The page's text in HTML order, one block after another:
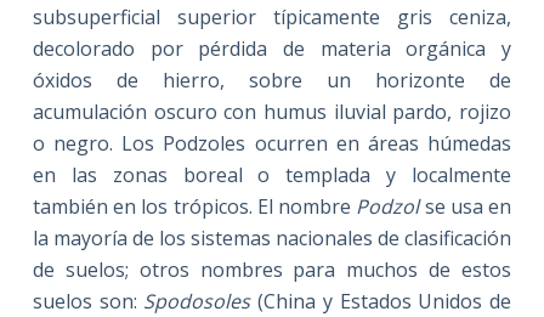
subsuperficial superior típicamente gris ceniza,
decolorado por pérdida de materia orgánica y
óxidos de hierro, sobre un horizonte de
acumulación oscuro con humus iluvial pardo, rojizo
o negro. Los Podzoles ocurren en áreas húmedas
en las zonas boreal o templada y localmente
también en los trópicos. El nombre Podzolse usa en
la mayoría de los sistemas nacionales de clasificación
de suelos; otros nombres para muchos de estos
suelos son: Spodosoles(China y Estados Unidos de